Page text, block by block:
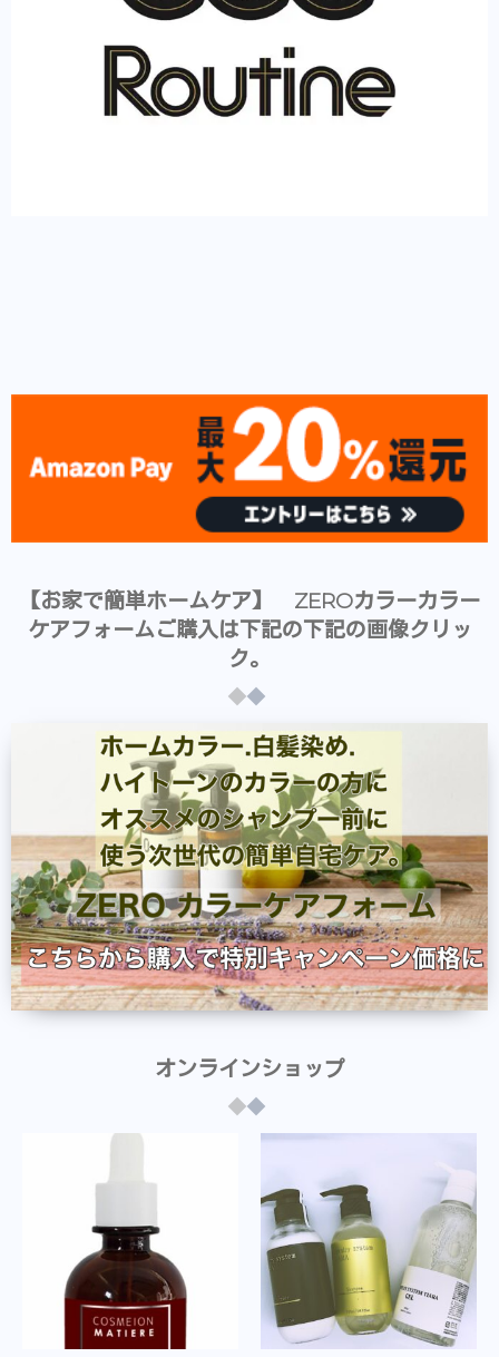
【お家で簡単ホームケア】 ZEROカラーカラー
ケアフォームご購入は下記の下記の画像クリッ
ク。
オンラインショップ